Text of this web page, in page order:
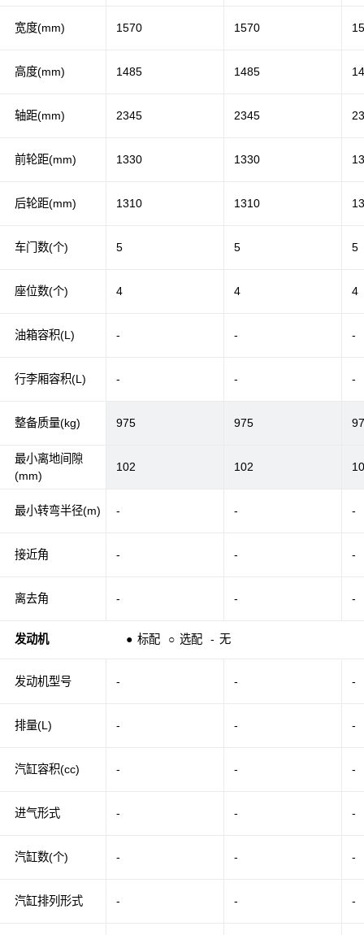
宽度(mm)
高度(mm)
轴距(mm)
前轮距(mm)
后轮距(mm)
车门数(个)
座位数(个)
油箱容积(L)
行李厢容积(L)
整备质量(kg)
最小离地间隙
(mm)
最小转弯半径(m)
接近角
离去角
发动机 ● 标配 ○ 选配 - 无
发动机型号
排量(L)
汽缸容积(cc)
进气形式
汽缸数(个)
汽缸排列形式
1570 1570
1485 1485
2345 2345
1330 1330
1310 1310
5 5 5
4 4 4
- - -
- - -
975 975
102 102
- - -
- - -
- - -
- - -
- - -
- - -
- - -
- - -
- - -